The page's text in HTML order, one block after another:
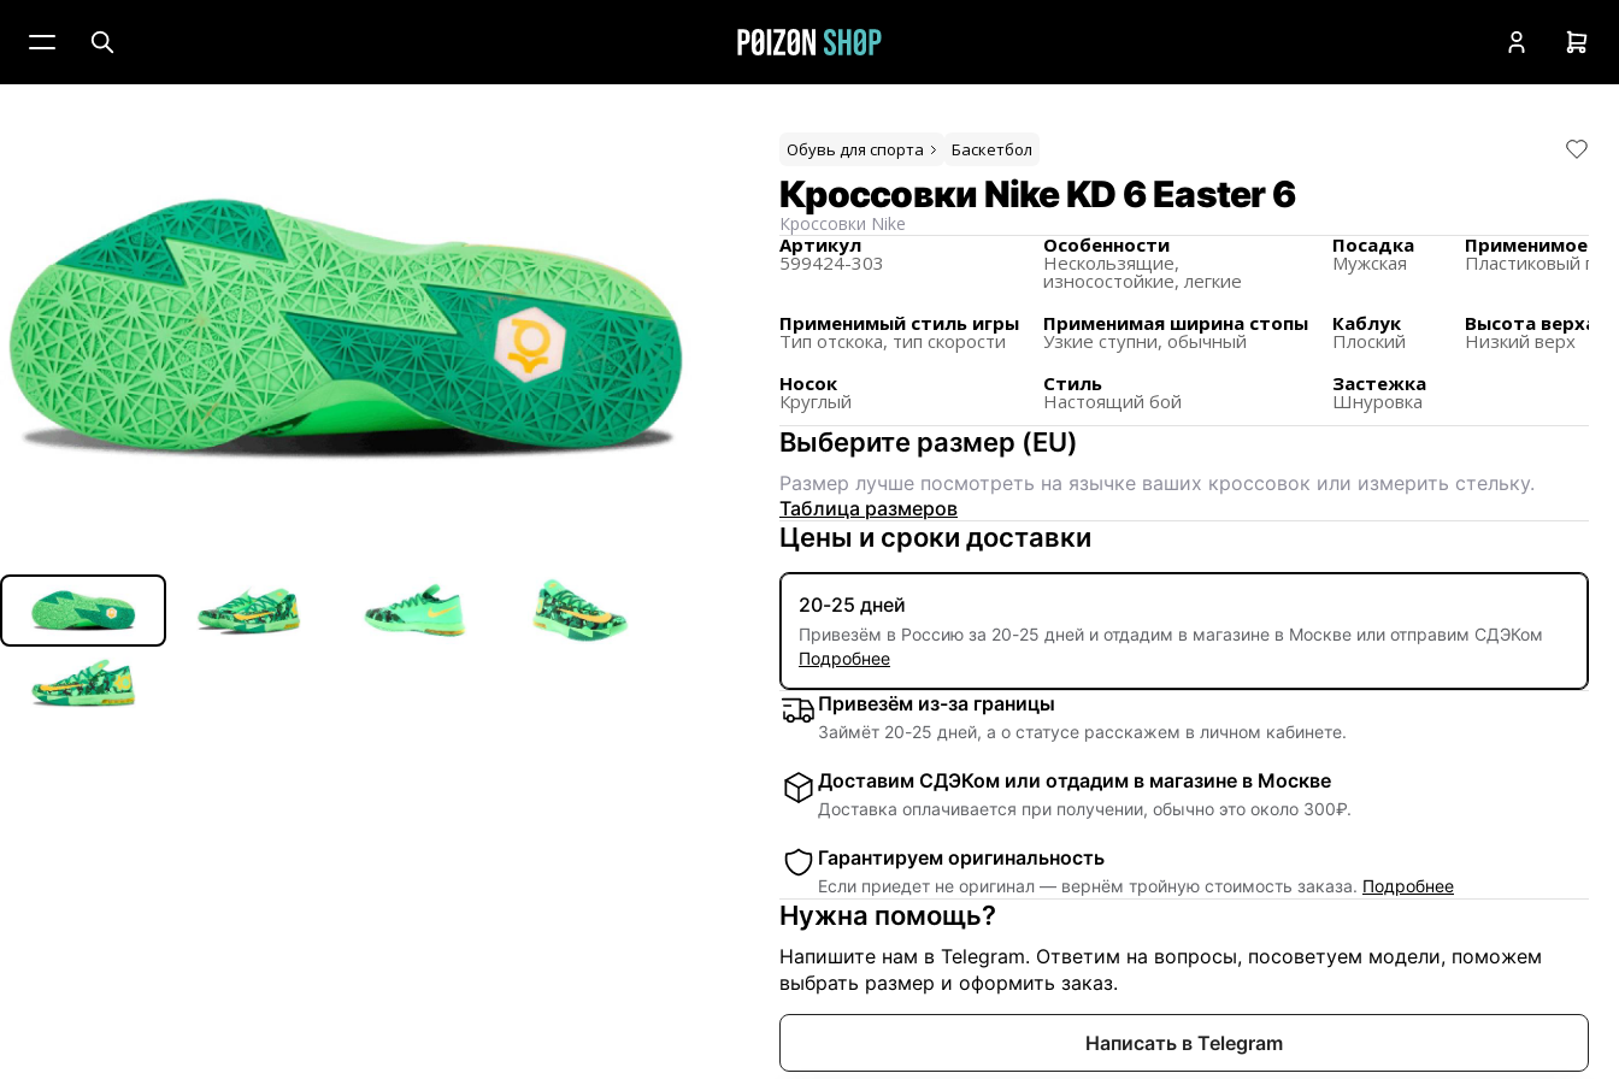
Обувь для спорта Баскетбол
Кроссовки Nike KD 6 Easter 6
Кроссовки Nike
Артикул
599424-303
Особенности
Нескользящиe,
износостойкие, легкие
Посадка
Мужская
Применимое
Пластиковый пол,
Применимый стиль игры
Тип отскока, тип скорости
Применимая ширина стопы
Узкие ступни, обычный
Каблук
Плоский
Высота верха
Низкий верх
Носок
Круглый
Стиль
Настоящий бой
Застежка
Шнуровка
Выберите размер (EU)
Размер лучше посмотреть на язычке ваших кроссовок или измерить стельку.
Таблица размеров
Цены и сроки доставки
20-25 дней
Привезём в Россию за 20-25 дней и отдадим в магазине в Москве или отправим СДЭКом
Подробнее
Привезём из-за границы
Займёт 20-25 дней, а о статусе расскажем в личном кабинете.
Доставим СДЭКом или отдадим в магазине в Москве
Доставка оплачивается при получении, обычно это около 300₽.
Гарантируем оригинальность
Если приедет не оригинал — вернём тройную стоимость заказа. Подробнее
Нужна помощь?
Напишите нам в Telegram. Ответим на вопросы, посоветуем модели, поможем
выбрать размер и оформить заказ.
Написать в Telegram